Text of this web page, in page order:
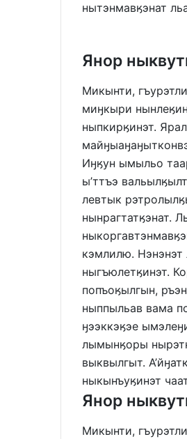
нытэнмавӄэнат
Янор
Микынти,
миӈкыри
ныпкирӄинэт.
Иӈӄун ымыльо
ы’ттъэ
левтык
нынрагтатӄэнат.
кэмлилю. Нэнэнэт
ныгъюлетӄинэт.
попъоӄылгын,
ныппыльав вама
ӈээккэӄэе
лымынӄоры
выквылгыт.
ныкынъуӄинэт
Янор
Микынти,